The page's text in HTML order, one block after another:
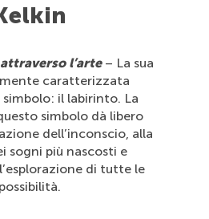
l’arte – La sua
caratterizzata
simbolo: il labirinto. La
simbolo dà libero
dell’inconscio, alla
sogni più nascosti e
di tutte le
possibilità.